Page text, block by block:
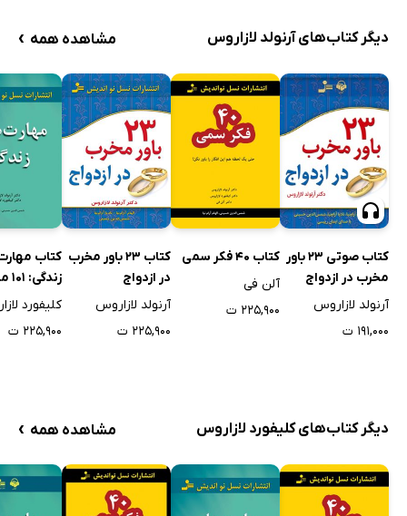
دیگر کتاب‌های آرنولد لازاروس مشاهده همه ›
کتاب صوتی 23 باور
مخرب در ازدواج
آرنولد لازاروس
۱۹۱,۰۰۰ ت
کتاب 40 فکر سمی
آلن فی
۲۲۵,۹۰۰ ت
کتاب 23 باور مخرب
در ازدواج
آرنولد لازاروس
۲۲۵,۹۰۰ ت
کتاب
برای زندگی
کلیفورد
۲۲۵,۹۰۰ ت
دیگر کتاب‌های کلیفورد لازاروس مشاهده همه ›